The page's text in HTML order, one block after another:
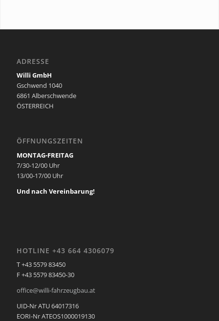
ADRESSE
Willi GmbH
Gschwend 1040
6861 Alberschwende
ÖSTERREICH
ÖFFNUNGSZEITEN
MONTAG-FREITAG
7/30-12/00 Uhr
13/00-17/00 Uhr
Und nach Vereinbarung!
HOTLINE +43 664 4306079
T +43 5579 83450
F +43 5579 83450-30
office@willi-fahrzeugbau.at
UID-Nr ATU 64017316
EORI-Nr ATEOS1000019130